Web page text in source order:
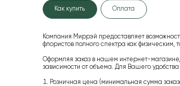
Как купить Оплата
Компания Миррэй предоставляет
флористов полного спектра как
Оформляя заказ в нашем интернет-
зависимости от объема. Для Вашего
Розничная цена (минимальная сумма